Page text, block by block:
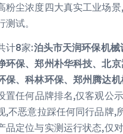
粉尘浓度四大真实工业场
试。
计8家:泊头市天润环保机械
环保、郑州朴华科技、北
保、科林环保、郑州腾达
置任何品牌排名,仅客观公
,不恶意拉踩任何同行品牌,
品定位与实测运行状态,仅